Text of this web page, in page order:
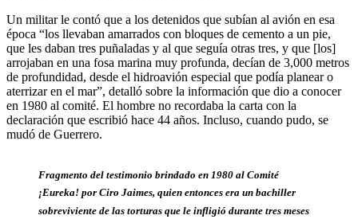
Un militar le contó que a los detenidos que subían al avión en esa
época “los llevaban amarrados con bloques de cemento a un pie,
que les daban tres puñaladas y al que seguía otras tres, y que [los]
arrojaban en una fosa marina muy profunda, decían de 3,000 metros
de profundidad, desde el hidroavión especial que podía planear o
aterrizar en el mar”, detalló sobre la información que dio a conocer
en 1980 al comité. El hombre no recordaba la carta con la
declaración que escribió hace 44 años. Incluso, cuando pudo, se
mudó de Guerrero.
Fragmento del testimonio brindado en 1980 al Comité
¡Eureka! por Ciro Jaimes, quien entonces era un bachiller
sobreviviente de las torturas que le infligió durante tres meses